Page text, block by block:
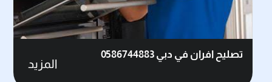
تصليح افران في دبي 0586744883
المزيد